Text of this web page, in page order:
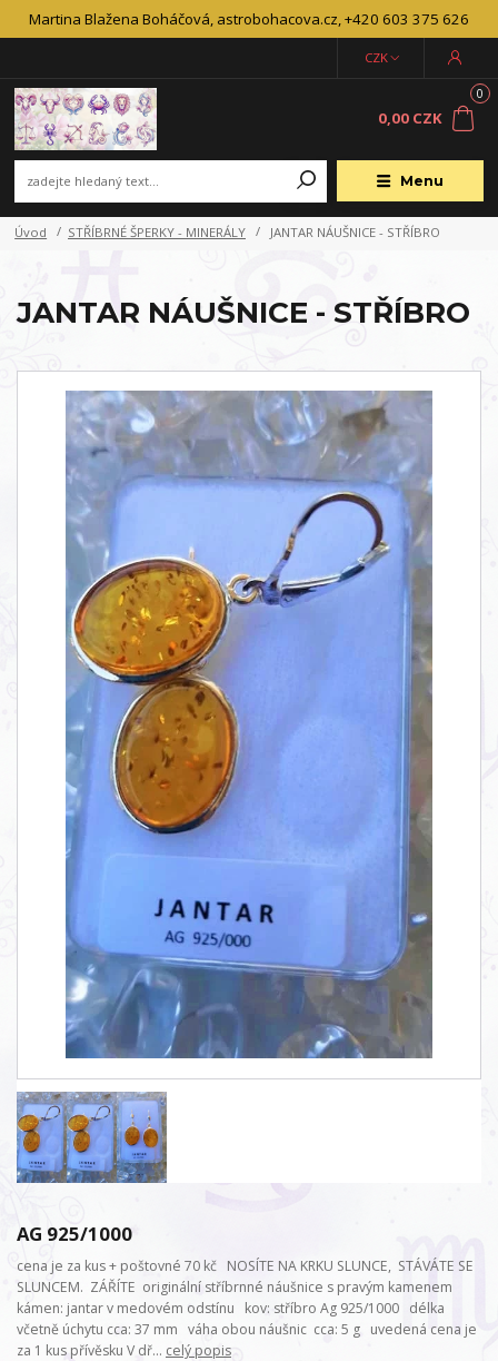
Martina Blažena Boháčová, astrobohacova.cz, +420 603 375 626
Menu
CZK
0
0,00 CZK
Úvod STŘÍBRNÉ ŠPERKY - MINERÁLY JANTAR NÁUŠNICE - STŘÍBRO
JANTAR NÁUŠNICE - STŘÍBRO
AG 925/1000
cena je za kus + poštovné 70 kč NOSÍTE NA KRKU SLUNCE, STÁVÁTE SE
SLUNCEM. ZÁŘÍTE originální stříbrnné náušnice s pravým kamenem
kámen: jantar v medovém odstínu kov: stříbro Ag 925/1000 délka
včetně úchytu cca: 37 mm váha obou náušnic cca: 5 g uvedená cena je
za 1 kus přívěsku V dř... celý popis